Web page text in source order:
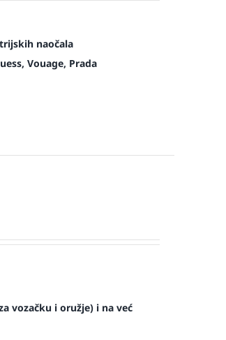
naočala
Vouage, Prada
vozačku i oružje) i na već